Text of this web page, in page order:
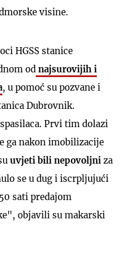
visine.
HGSS stanice
od najsurovijih i
, u pomoć su pozvane i
Dubrovnik.
Prvi tim dolazi
ga nakon imobilizacije
uvjeti bili nepovoljni za
se u dug i iscrpljujući
sati predajom
objavili su makarski